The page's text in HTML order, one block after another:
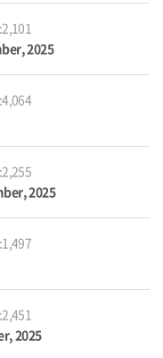
2025
2025
2025